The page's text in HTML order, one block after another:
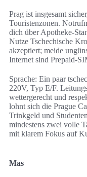
Prag ist insgesamt
Touristenzonen.
dich über Apotheke-
Nutze Tschechische
akzeptiert; meide
Internet sind Prepaid-
Sprache: Ein paar
220V, Typ E/F.
wettergerecht und
lohnt sich die Prague
Trinkgeld und
mindestens zwei volle
mit klarem Fokus auf
Mas